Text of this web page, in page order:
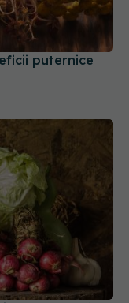
puternice
regenerează